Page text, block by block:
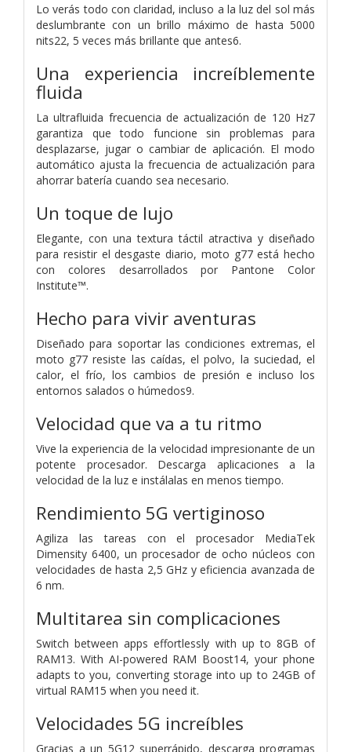
Lo verás todo con claridad, incluso a la luz del sol más
deslumbrante con un brillo máximo de hasta 5000
nits22, 5 veces más brillante que antes6.
Una experiencia increíblemente
fluida
La ultrafluida frecuencia de actualización de 120 Hz7
garantiza que todo funcione sin problemas para
desplazarse, jugar o cambiar de aplicación. El modo
automático ajusta la frecuencia de actualización para
ahorrar batería cuando sea necesario.
Un toque de lujo
Elegante, con una textura táctil atractiva y diseñado
para resistir el desgaste diario, moto g77 está hecho
con colores desarrollados por Pantone Color
Institute™.
Hecho para vivir aventuras
Diseñado para soportar las condiciones extremas, el
moto g77 resiste las caídas, el polvo, la suciedad, el
calor, el frío, los cambios de presión e incluso los
entornos salados o húmedos9.
Velocidad que va a tu ritmo
Vive la experiencia de la velocidad impresionante de un
potente procesador. Descarga aplicaciones a la
velocidad de la luz e instálalas en menos tiempo.
Rendimiento 5G vertiginoso
Agiliza las tareas con el procesador MediaTek
Dimensity 6400, un procesador de ocho núcleos con
velocidades de hasta 2,5 GHz y eficiencia avanzada de
6 nm.
Multitarea sin complicaciones
Switch between apps effortlessly with up to 8GB of
RAM13. With AI-powered RAM Boost14, your phone
adapts to you, converting storage into up to 24GB of
virtual RAM15 when you need it.
Velocidades 5G increíbles
Gracias a un 5G12 superrápido, descarga programas